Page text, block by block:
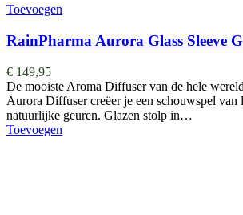
Toevoegen
RainPharma Aurora Glass Sleeve
€ 149,95
De mooiste Aroma Diffuser van de hele
Aurora Diffuser creëer je een schouwspel van
natuurlijke geuren. Glazen stolp in…
Toevoegen